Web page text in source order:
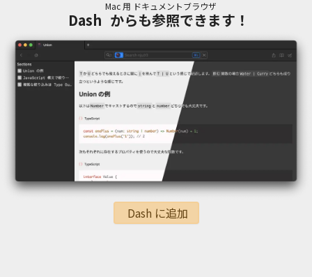
Dash
Mac 用 ドキュメントブラウザ
からも参照できます！
Dash に追加